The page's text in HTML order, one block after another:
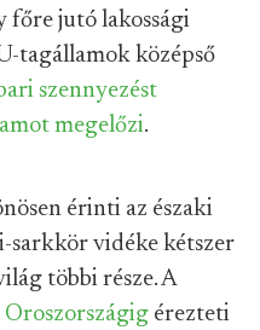
főre jutó lakossági
tagállamok középső
szennyezést
megelőzi.
érinti az északi
sarkkör vidéke kétszer
többi része. A
érezteti